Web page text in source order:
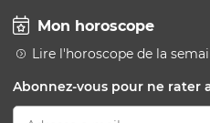
Mon horoscope
Lire l'horoscope de la
Abonnez-vous pour ne rater